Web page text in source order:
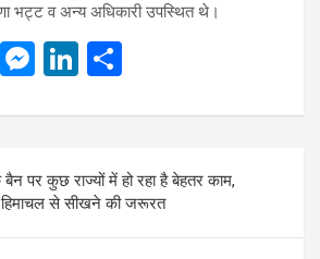
भट्ट व अन्य अधिकारी उपस्थित थे।
T
er
M
se
g
er
Li
ke
dI
n
ar
e
पर कुछ राज्यों में हो रहा है बेहतर काम,
हिमाचल से सीखने की जरूरत